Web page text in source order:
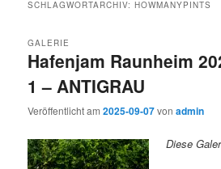
SCHLAGWORTARCHIV:HOWMANYPINTS
Hafenjam Raunheim
1 – ANTIGRAU
GALERIE
Veröffentlicht am2025-09-07vonadmin
Diese